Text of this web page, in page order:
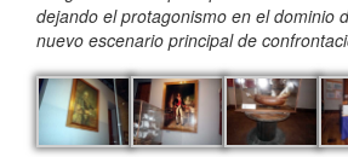
dejando el protagonismo en el dominio
nuevo escenario principal de